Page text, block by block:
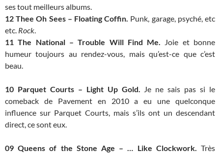
ses tout meilleurs albums.
12 Thee Oh Sees – Floating Coffin. Punk, garage, psyché, etc
etc. Rock.
11 The National – Trouble Will Find Me. Joie et bonne
humeur toujours au rendez-vous, mais qu’est-ce que c’est
beau.
10 Parquet Courts – Light Up Gold. Je ne sais pas si le
comeback de Pavement en 2010 a eu une quelconque
influence sur Parquet Courts, mais s’ils ont un descendant
direct, ce sont eux.
09 Queens of the Stone Age – … Like Clockwork. Très